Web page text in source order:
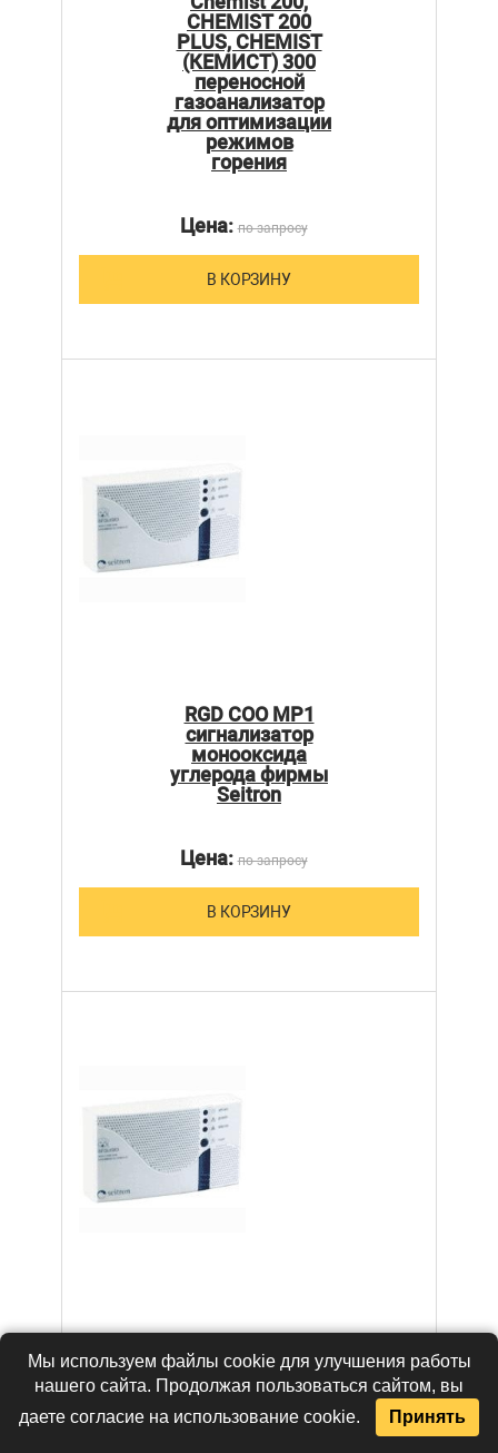
CHEMIST 200
PLUS, CHEMIST
(КЕМИСТ) 300
переносной
газоанализатор
для оптимизации
режимов
горения
Цена:по запросу
В КОРЗИНУ
RGD COO MP1
cигнализатор
монооксида
углерода фирмы
Seitron
Цена:по запросу
В КОРЗИНУ
сигнализатор
природного газа
Мы используем файлы cookie для улучшения работы
нашего сайта. Продолжая пользоваться сайтом, вы
даете согласие на использование cookie.
Принять